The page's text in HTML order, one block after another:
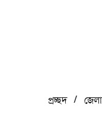
প্রচ্ছদ/